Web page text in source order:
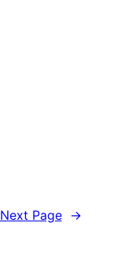
Next Page →